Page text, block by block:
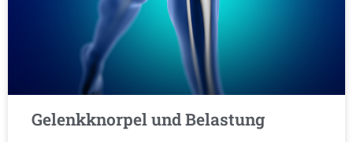
Gelenkknorpel und Belastung